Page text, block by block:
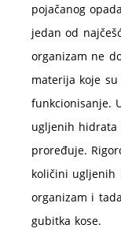
pojačanog
jedan od
organizam ne
materija koje
funkcionisanje.
ugljenih hidrata
proređuje.
količini ugljenih
organizam i
gubitka kose.